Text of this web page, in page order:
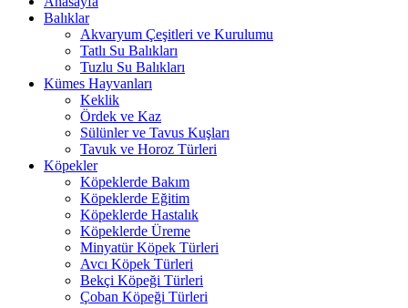
Balıklar
Akvaryum Çeşitleri ve Kurulumu
Tatlı Su Balıkları
Tuzlu Su Balıkları
Kümes Hayvanları
Keklik
Ördek ve Kaz
Sülünler ve Tavus Kuşları
Tavuk ve Horoz Türleri
Köpekler
Köpeklerde Bakım
Köpeklerde Eğitim
Köpeklerde Hastalık
Köpeklerde Üreme
Minyatür Köpek Türleri
Avcı Köpek Türleri
Bekçi Köpeği Türleri
Çoban Köpeği Türleri